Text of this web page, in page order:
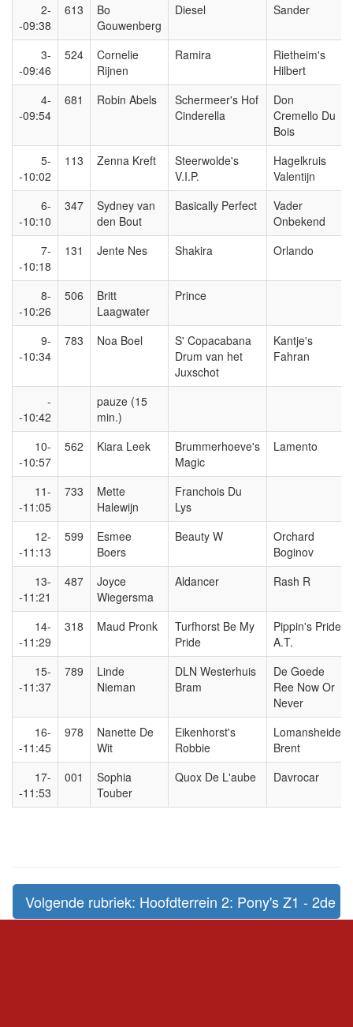
2-
-09:38
613
Bo
Gouwenberg
Diesel Sander
3-
-09:46
524
Cornelie
Rijnen
Ramira
Rietheim's
Hilbert
4-
-09:54
681 Robin Abels
Schermeer's Hof
Cinderella
Don
Cremello Du
Bois
5-
-10:02
113 Zenna Kreft
Steerwolde's
V.I.P.
Hagelkruis
Valentijn
6-
-10:10
347
Sydney van
den Bout
Basically Perfect
Vader
Onbekend
7-
-10:18
131 Jente Nes Shakira Orlando
8-
-10:26
506
Britt
Laagwater
Prince
9-
-10:34
783 Noa Boel
S' Copacabana
Drum van het
Juxschot
Kantje's
Fahran
-
-10:42
pauze (15
min.)
10-
-10:57
562 Kiara Leek
Brummerhoeve's
Magic
Lamento
11-
-11:05
733
Mette
Halewijn
Franchois Du
Lys
12-
-11:13
599
Esmee
Boers
Beauty W
Orchard
Boginov
13-
-11:21
487
Joyce
Wiegersma
Aldancer Rash R
14-
-11:29
318 Maud Pronk
Turfhorst Be My
Pride
Pippin's Pride
A.T.
15-
-11:37
789
Linde
Nieman
DLN Westerhuis
Bram
De Goede
Ree Now Or
Never
16-
-11:45
978
Nanette De
Wit
Eikenhorst's
Robbie
Lomansheide
Brent
17-
-11:53
001
Sophia
Touber
Quox De L'aube Davrocar
Volgende rubriek: Hoofdterrein 2: Pony's Z1 -